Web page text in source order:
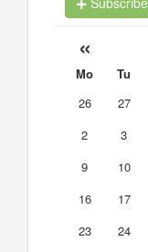
«
Mo Tu
26
27
2
3
9
10
16
17
23
24